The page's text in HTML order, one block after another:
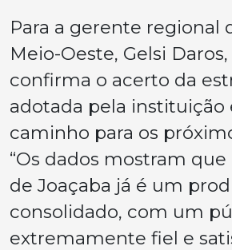
Para a gerente regional
Meio-Oeste, Gelsi
confirma o acerto da
adotada pela instituição
caminho para os
“Os dados mostram que
de Joaçaba já é um
consolidado, com um
extremamente fiel e